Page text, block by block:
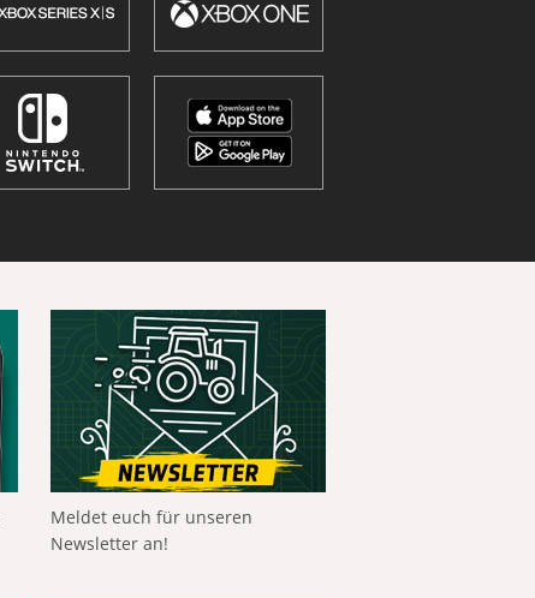
Meldet euch für unseren
Newsletter an!